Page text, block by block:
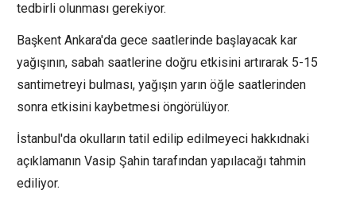
tedbirli olunması gerekiyor.
Başkent Ankara'da gece saatlerinde başlayacak kar
yağışının, sabah saatlerine doğru etkisini artırarak 5-15
santimetreyi bulması, yağışın yarın öğle saatlerinden
sonra etkisini kaybetmesi öngörülüyor.
İstanbul'da okulların tatil edilip edilmeyeci hakkıdnaki
açıklamanın Vasip Şahin tarafından yapılacağı tahmin
ediliyor.